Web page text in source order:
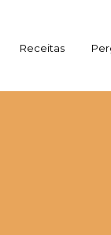
Receitas